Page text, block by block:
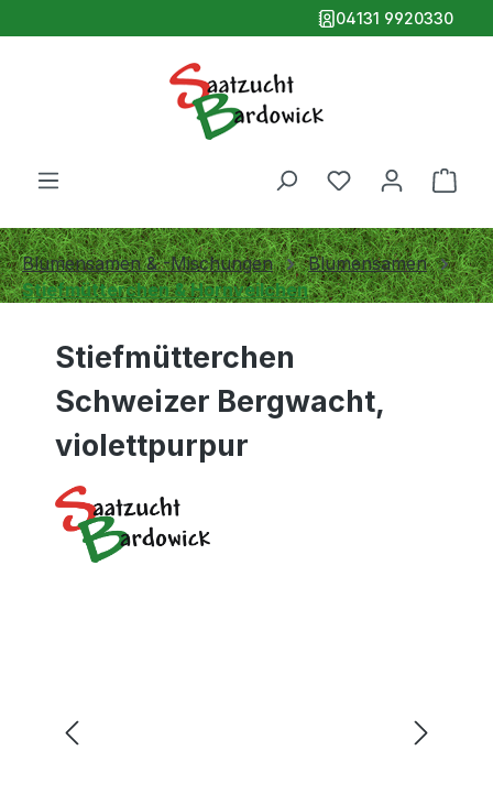
04131 9920330
Blumensamen & -Mischungen
Blumensamen
Stiefmütterchen & Hornveilchen
Stiefmütterchen
Schweizer Bergwacht,
violettpurpur